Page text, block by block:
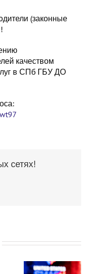
(законные
качеством
в СПб ГБУ ДО
сетях!